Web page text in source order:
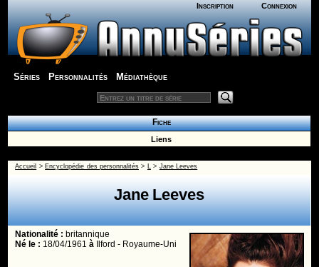
Inscription Connexion
Séries Personnalités Médiathèque
Fiche
Liens
Accueil > Encyclopédie des personnalités > L> Jane Leeves
Jane Leeves
Nationalité : britannique
Né le : 18/04/1961à Ilford - Royaume-Uni